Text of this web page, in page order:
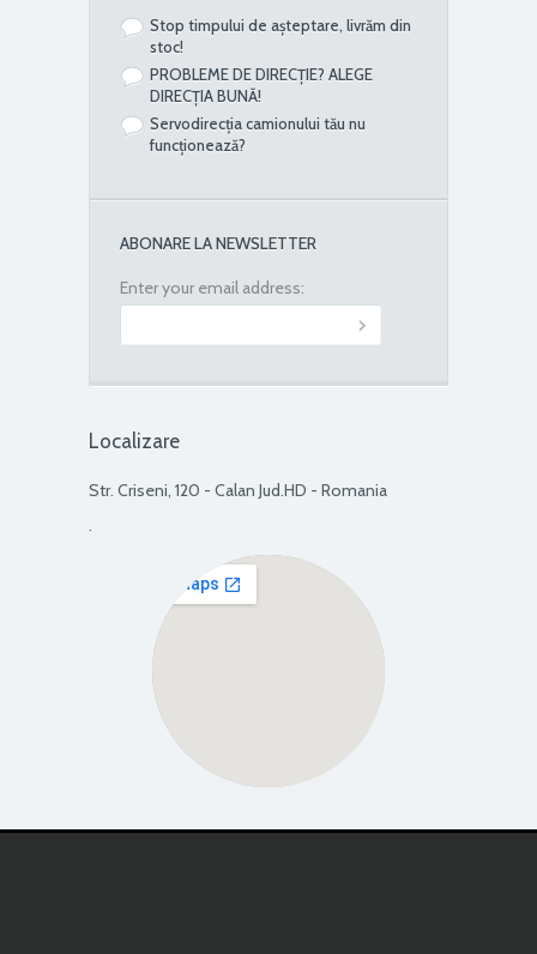
Stop timpului de așteptare, livrăm din
stoc!
PROBLEME DE DIRECȚIE? ALEGE
DIRECȚIA BUNĂ!
Servodirecția camionului tău nu
funcționează?
ABONARE LA NEWSLETTER
Enter your email address:
Localizare
Str. Criseni, 120 - Calan Jud.HD - Romania